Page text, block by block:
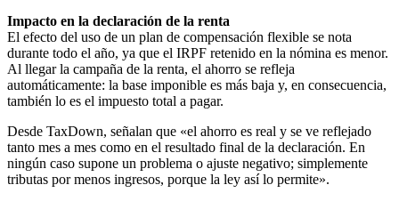
Impacto en la declaración de la renta
El efecto del uso de un plan de compensación flexible se nota
durante todo el año, ya que el IRPF retenido en la nómina es menor.
Al llegar la campaña de la renta, el ahorro se refleja
automáticamente: la base imponible es más baja y, en consecuencia,
también lo es el impuesto total a pagar.
Desde TaxDown, señalan que «el ahorro es real y se ve reflejado
tanto mes a mes como en el resultado final de la declaración. En
ningún caso supone un problema o ajuste negativo; simplemente
tributas por menos ingresos, porque la ley así lo permite».